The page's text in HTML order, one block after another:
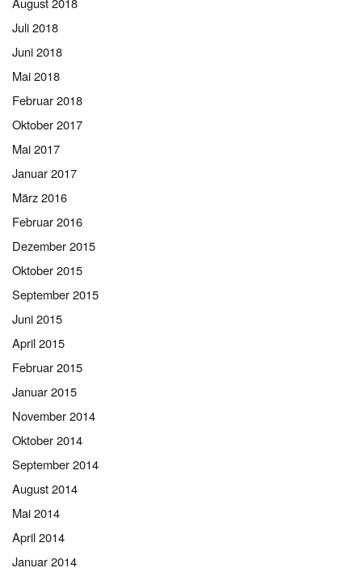
Juli 2018
Juni 2018
Mai 2018
Februar 2018
Oktober 2017
Mai 2017
Januar 2017
März 2016
Februar 2016
Dezember 2015
Oktober 2015
September 2015
Juni 2015
April 2015
Februar 2015
Januar 2015
November 2014
Oktober 2014
September 2014
August 2014
Mai 2014
April 2014
Januar 2014